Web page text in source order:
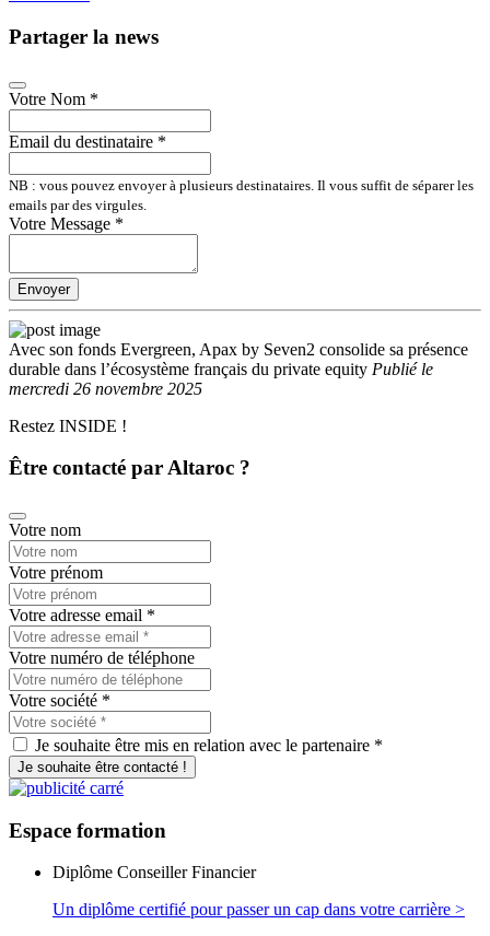
Partager la news
Votre Nom *
Email du destinataire *
NB : vous pouvez envoyer à plusieurs destinataires. Il vous suffit de séparer les
emails par des virgules.
Votre Message *
Envoyer
Avec son fonds Evergreen, Apax by Seven2 consolide sa présence
durable dans l’écosystème français du private equity Publiéle
mercredi 26 novembre 2025
Restez INSIDE !
Être contacté par Altaroc ?
Votre nom
Votre prénom
Votre adresse email *
Votre numéro de téléphone
Votre société *
Je souhaite être mis en relation avec le partenaire *
Je souhaite être contacté !
Espace formation
Diplôme Conseiller Financier
Un diplôme certifié pour passer un cap dans votre carrière >